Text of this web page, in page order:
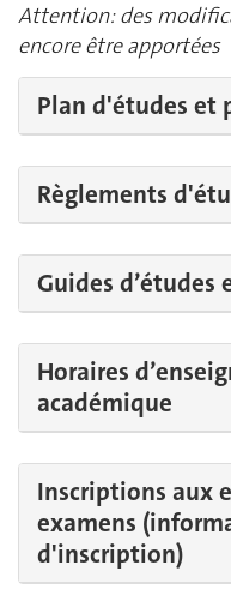
Attention: des
encore être apportées
Plan d'études et
Règlements
Guides d’études
Horaires
académique
Inscriptions aux
examens
d'inscription)